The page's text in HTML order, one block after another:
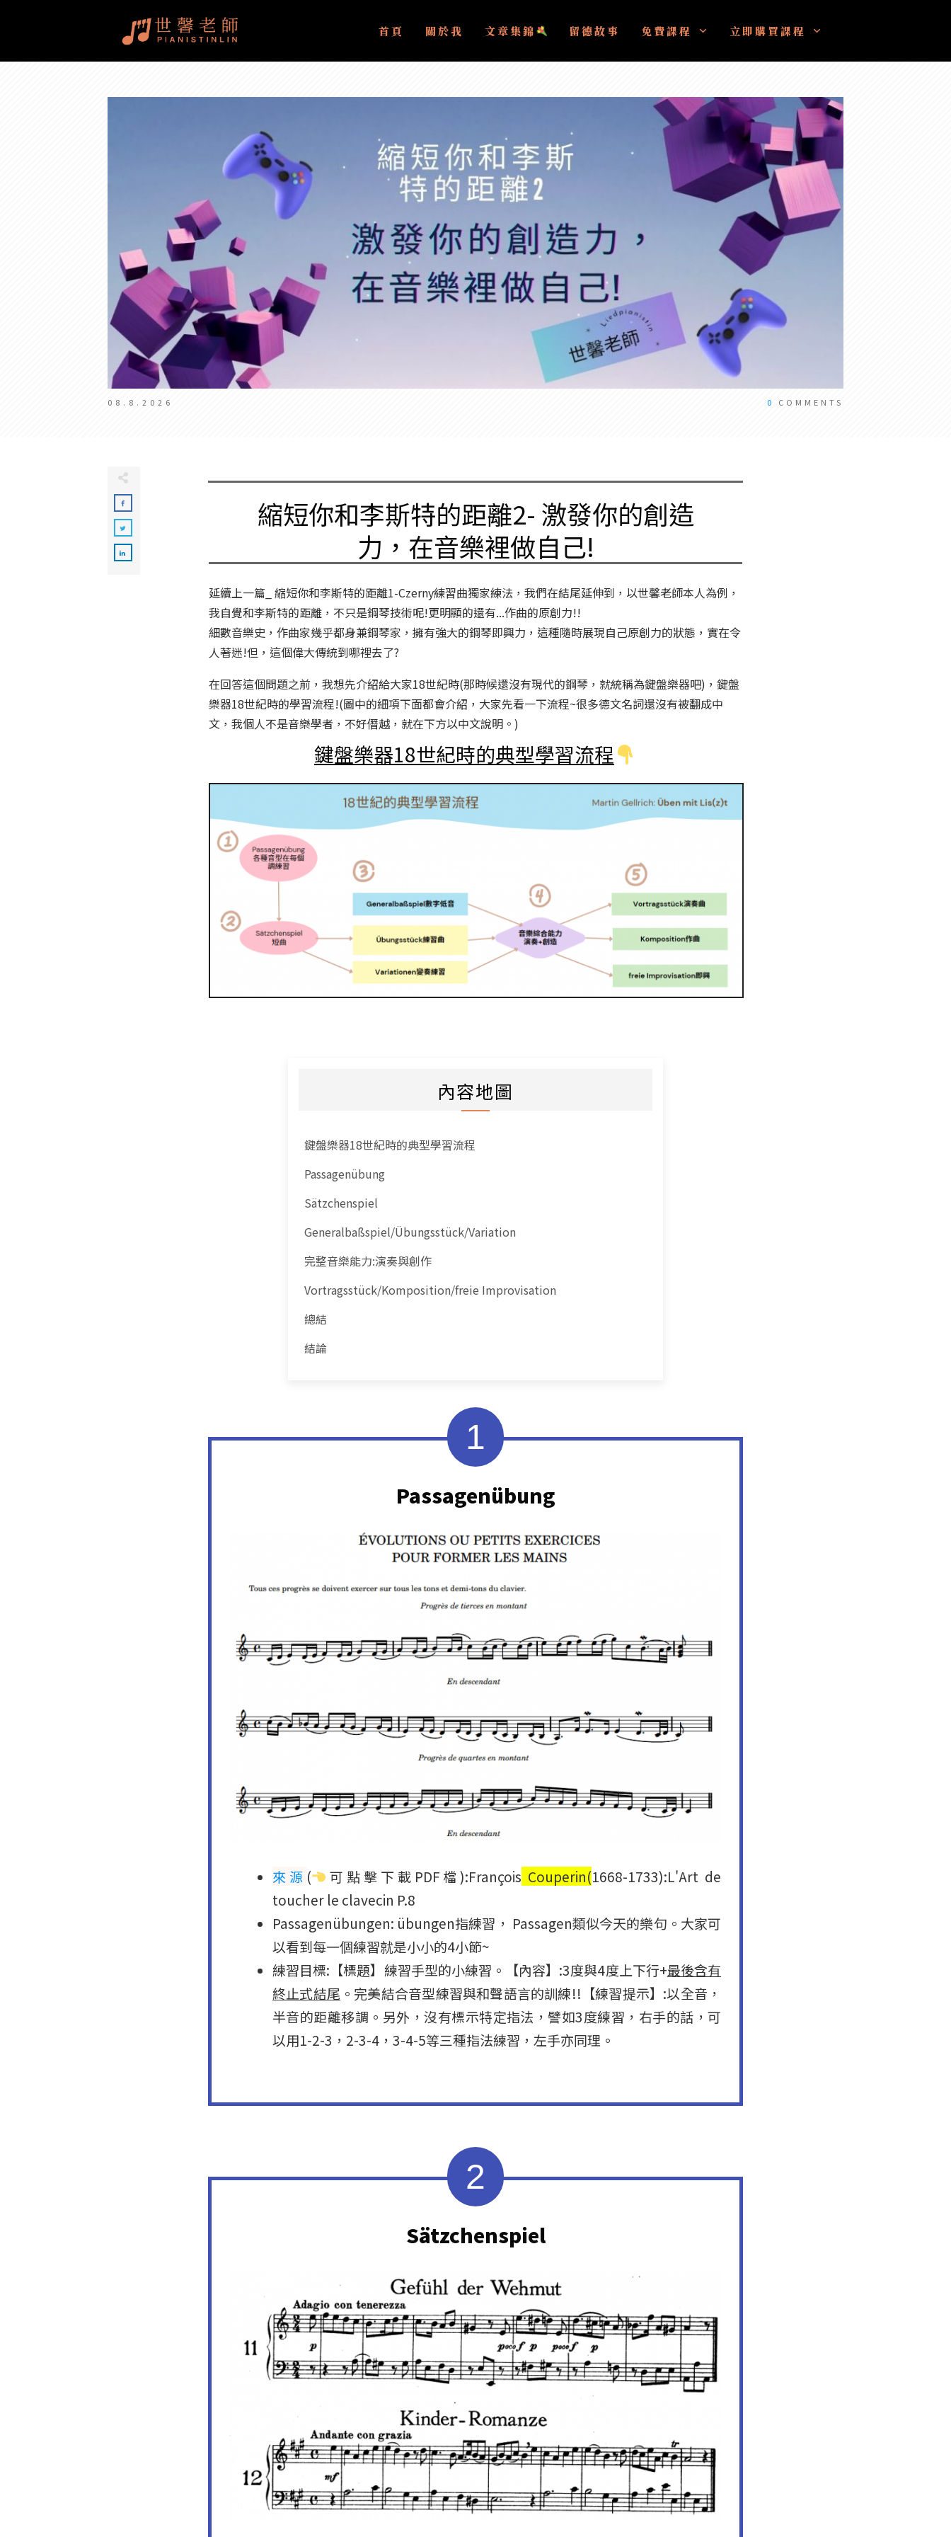
首頁 關於我 文章集錦 留德故事 免費課程 立即購買課程
08.8.2026 0 COMMENTS
縮短你和李斯特的距離2- 激發你的創造
力，在音樂裡做自己!
延續上一篇_ 縮短你和李斯特的距離1-Czerny練習曲獨家練法，我們在結尾延伸到，以世馨老師本人為例，
我自覺和李斯特的距離，不只是鋼琴技術呢!更明顯的還有...作曲的原創力!!
細數音樂史，作曲家幾乎都身兼鋼琴家，擁有強大的鋼琴即興力，這種隨時展現自己原創力的狀態，實在令
人著迷!但，這個偉大傳統到哪裡去了?
在回答這個問題之前，我想先介紹給大家18世紀時(那時候還沒有現代的鋼琴，就統稱為鍵盤樂器吧)，鍵盤
樂器18世紀時的學習流程!(圖中的細項下面都會介紹，大家先看一下流程~很多德文名詞還沒有被翻成中
文，我個人不是音樂學者，不好僭越，就在下方以中文說明。)
鍵盤樂器18世紀時的典型學習流程
內容地圖
鍵盤樂器18世紀時的典型學習流程
Passagenübung
Sätzchenspiel
Generalbaßspiel/Übungsstück/Variation
完整音樂能力:演奏與創作
Vortragsstück/Komposition/freie Improvisation
總結
結論
1
Passagenübung
來源 ( 可點擊下載PDF檔):François Couperin(1668-1733):L'Art de
toucher le clavecin P.8
Passagenübungen: übungen指練習， Passagen類似今天的樂句。大家可
以看到每一個練習就是小小的4小節~
練習目標:【標題】練習手型的小練習。【內容】:3度與4度上下行+最後含有
終止式結尾 。完美結合音型練習與和聲語言的訓練!!【練習提示】:以全音，
半音的距離移調。另外，沒有標示特定指法，譬如3度練習，右手的話，可
以用1-2-3，2-3-4，3-4-5等三種指法練習，左手亦同理。
2
Sätzchenspiel